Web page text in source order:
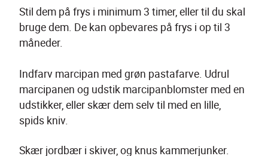
Stil dem på frys i minimum 3 timer, eller til du skal
bruge dem. De kan opbevares på frys i op til 3
måneder.
Indfarv marcipan med grøn pastafarve. Udrul
marcipanen og udstik marcipanblomster med en
udstikker, eller skær dem selv til med en lille,
spids kniv.
Skær jordbær i skiver, og knus kammerjunker.